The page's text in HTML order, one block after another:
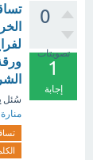
0
تصويتات
1
إجابة
سُئل